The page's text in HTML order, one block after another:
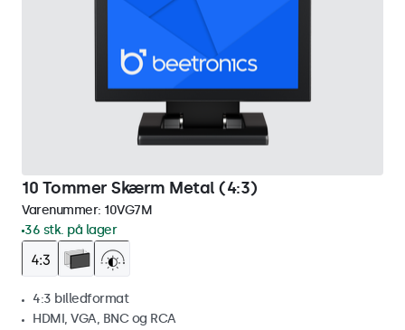
10 Tommer Skærm Metal (4:3)
Varenummer: 10VG7M
36 stk. på lager
4:3 billedformat
HDMI, VGA, BNC og RCA